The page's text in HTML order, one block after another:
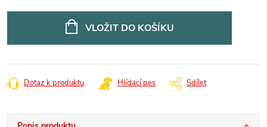
VLOŽIT DO KOŠÍKU
Dotaz k produktu Hlídací pes Sdílet